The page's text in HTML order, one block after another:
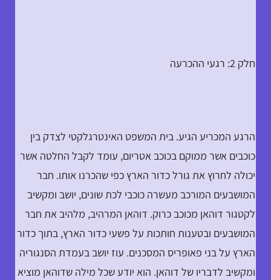
חלק 2: רגעי ההכרעה
הרגע המכריע הגיע. בית המשפט האינטרגלקטי לצדק בין
כוכבים אשר ממוקם בכוכב אטריום, עומד לקבל החלטה אשר
יכולה לחרוץ את גורל כדור הארץ כפי שהכרנו אותו. חבר
המושבעים המורכב מעשרה כוכבי לכת שונים, יושב ומקשיב
לקטגור דוהאן מכוכב כרוק. דוהאן המרהיב, מלהיב את חבר
המושבעים ובטענות חותכות על פשעי כדור הארץ, בתוך כדור
הארץ על בני פאופריס המסכנים. עוז יושב בעמדת הסנגוריה
ומקשיב לדבריו של דוהאן. הוא יודע שכל מילה שדוהאן מוציא